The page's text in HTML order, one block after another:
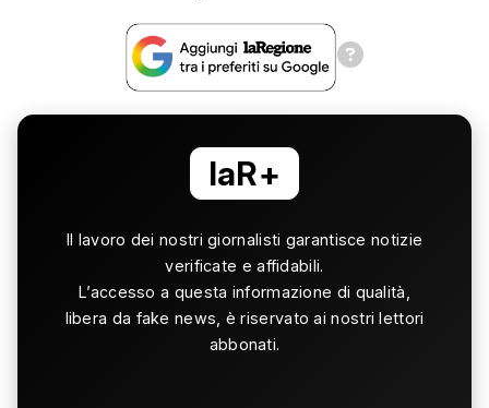
laR+
Il lavoro dei nostri giornalisti garantisce notizie
verificate e affidabili.
L’accesso a questa informazione di qualità,
libera da fake news, è riservato ai nostri lettori
abbonati.